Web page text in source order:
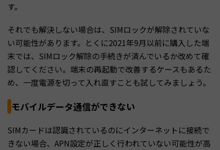
す。
それでも解決しない場合は、SIMロックが解除されていな
い可能性があります。とくに2021年9月以前に購入した端
末では、SIMロック解除の手続きが済んでいるか改めて確
認してください。端末の再起動で改善するケースもあるた
め、一度電源を切って入れ直すことも試してみましょう。
モバイルデータ通信ができない
SIMカードは認識されているのにインターネットに接続で
きない場合、APN設定が正しく行われていない可能性が高